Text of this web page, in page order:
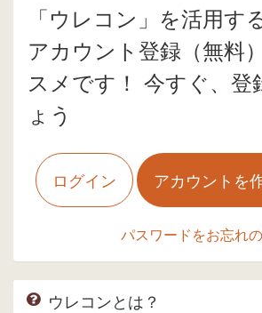
「ウレコン」を活用す
アカウント登録（無料
スメです！ 今すぐ、登
ょう
ログイン アカウントを
パスワードをお忘れ
ウレコンとは？